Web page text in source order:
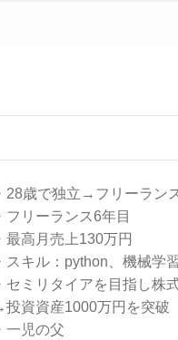
28歳で独立→フリーラン
フリーランス6年目
最高月売上130万円
スキル：python、機械学
セミリタイアを目指し株
投資資産1000万円を突破
一児の父